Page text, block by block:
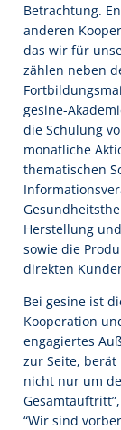
Betrachtung.
anderen
das wir für
zählen neben
gesine-
die Schulung
monatliche
thematischen
Herstellung
sowie die
direkten
Bei gesine ist
Kooperation
engagiertes
zur Seite,
nicht nur um
“Wir sind